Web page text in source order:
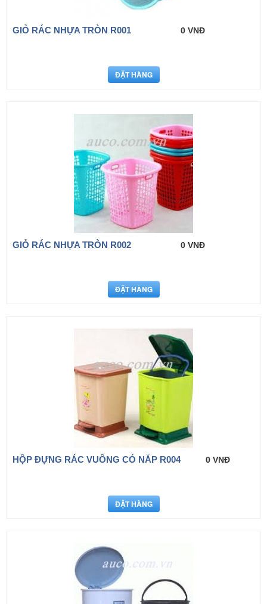
GIỎ RÁC NHỰA TRÒN R001 0 VNĐ
GIỎ RÁC NHỰA TRÒN R002 0 VNĐ
HỘP ĐỰNG RÁC VUÔNG CÓ NẮP R004 0 VNĐ